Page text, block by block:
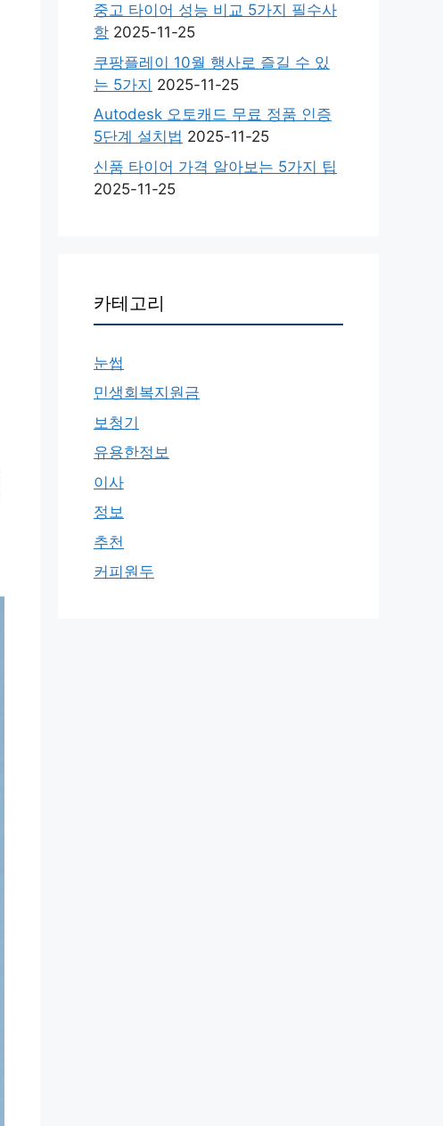
중고 타이어 성능 비교 5가지 필수사
항 2025-11-25
쿠팡플레이 10월 행사로 즐길 수 있
는 5가지 2025-11-25
Autodesk 오토캐드 무료 정품 인증
5단계 설치법 2025-11-25
신품 타이어 가격 알아보는 5가지 팁
2025-11-25
카테고리
눈썹
민생회복지원금
보청기
유용한정보
이사
정보
추천
커피원두